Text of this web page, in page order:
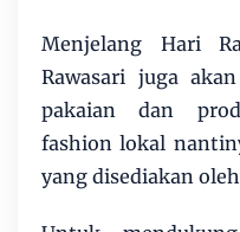
Menjelang Hari
Rawasari juga
pakaian dan
fashion lokal
yang disediakan